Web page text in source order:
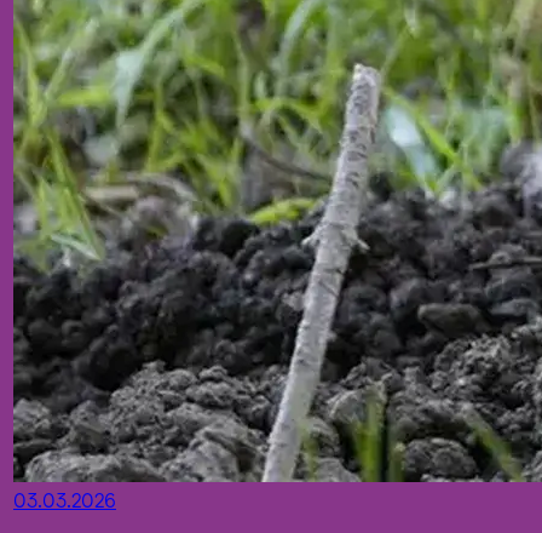
03.03.2026